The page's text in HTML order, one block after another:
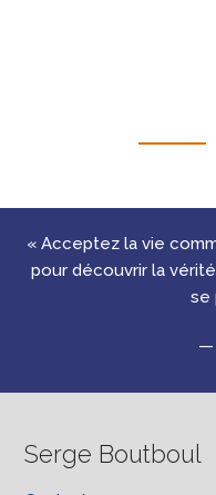
« Acceptez la vie
pour découvrir la
se
—
Serge Boutboul